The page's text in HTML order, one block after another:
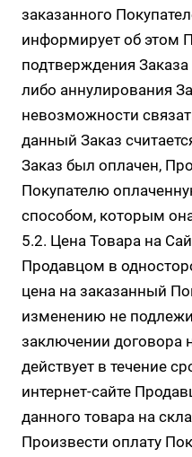
заказанного
информирует об этом
подтверждения
либо аннулирования
невозможности
данный Заказ
Заказ был оплачен,
Покупателю
способом, которым
5.2. Цена Товара на
Продавцом в
цена на заказанный
изменению не
заключении договора
действует в течение
интернет-сайте
данного товара на
Произвести оплату